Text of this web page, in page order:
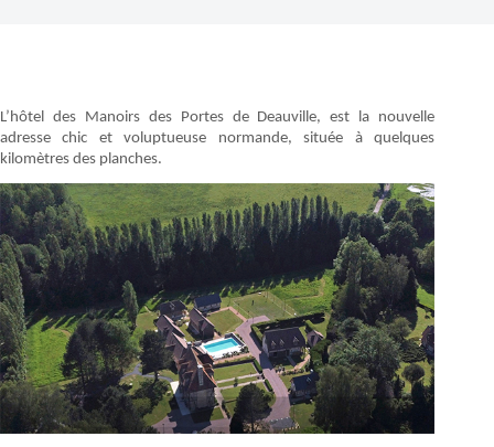
L’hôtel des Manoirs des Portes de Deauville, est la nouvelle
adresse chic et voluptueuse normande, située à quelques
kilomètres des planches.